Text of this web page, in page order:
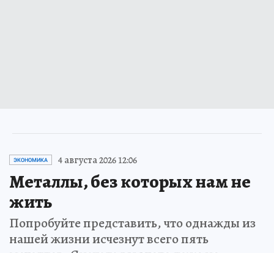
ЭКОНОМИКА 4 августа 2026 12:06
Металлы, без которых нам не
жить
Попробуйте представить, что однажды из
нашей жизни исчезнут всего пять